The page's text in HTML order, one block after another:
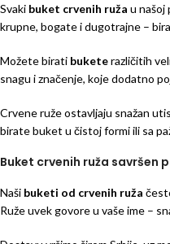
Svaki buket crvenih ruža u našoj
krupne, bogate i dugotrajne –
Možete birati buketerazličitih
snagu i značenje, koje dodatno
Crvene ruže ostavljaju snažan
birate buket u čistoj formi ili sa
Buket crvenih ruža savršen
Naši buketi od crvenih ruža
Ruže uvek govore u vaše ime –